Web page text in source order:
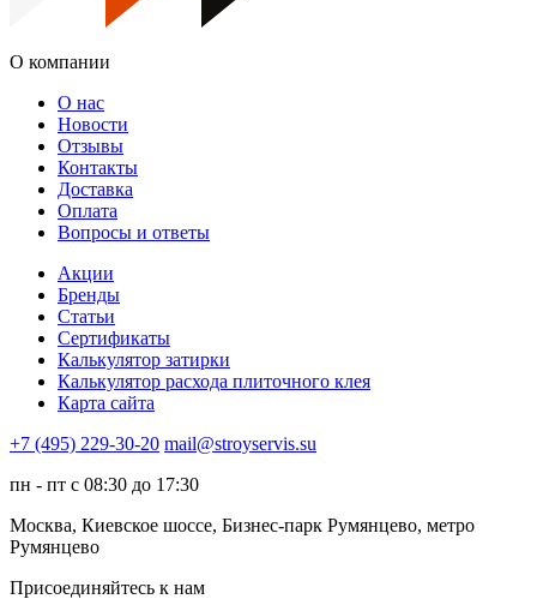
О компании
О нас
Новости
Отзывы
Контакты
Доставка
Оплата
Вопросы и ответы
Акции
Бренды
Статьи
Сертификаты
Калькулятор затирки
Калькулятор расхода плиточного клея
Карта сайта
+7 (495) 229-30-20 mail@stroyservis.su
пн - пт с 08:30 до 17:30
Москва, Киевское шоссе, Бизнес-парк Румянцево, метро
Румянцево
Присоединяйтесь к нам